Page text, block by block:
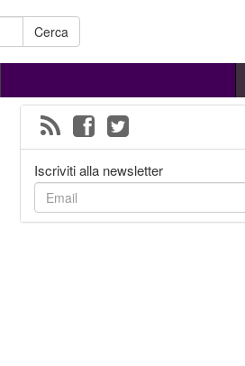
Cerca
Iscriviti alla newsletter